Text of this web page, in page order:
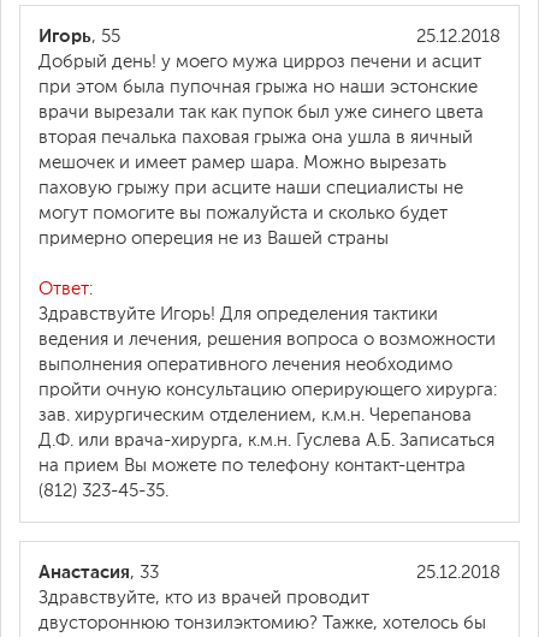
25.12.2018
Игорь, 55
Добрый день! у моего мужа цирроз печени и асцит
при этом была пупочная грыжа но наши эстонские
врачи вырезали так как пупок был уже синего цвета
вторая печалька паховая грыжа она ушла в яичный
мешочек и имеет рамер шара. Можно вырезать
паховую грыжу при асците наши специалисты не
могут помогите вы пожалуйста и сколько будет
примерно опереция не из Вашей страны
Ответ:
Здравствуйте Игорь! Для определения тактики
ведения и лечения, решения вопроса о возможности
выполнения оперативного лечения необходимо
пройти очную консультацию оперирующего хирурга:
зав. хирургическим отделением, к.м.н. Черепанова
Д.Ф. или врача-хирурга, к.м.н. Гуслева А.Б. Записаться
на прием Вы можете по телефону контакт-центра
(812) 323-45-35.
25.12.2018
Анастасия, 33
Здравствуйте, кто из врачей проводит
двустороннюю тонзилэктомию? Тажке, хотелось бы